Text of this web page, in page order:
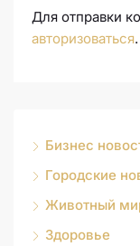
Для отправки
авторизоваться.
Бизнес
Городские
Животный
Здоровье